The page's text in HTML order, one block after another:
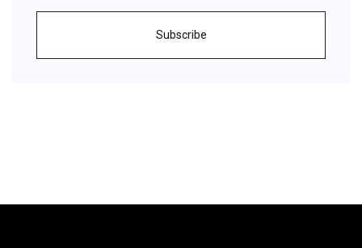
Subscribe